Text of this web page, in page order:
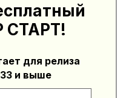
СТАРТ!
для релиза
и выше